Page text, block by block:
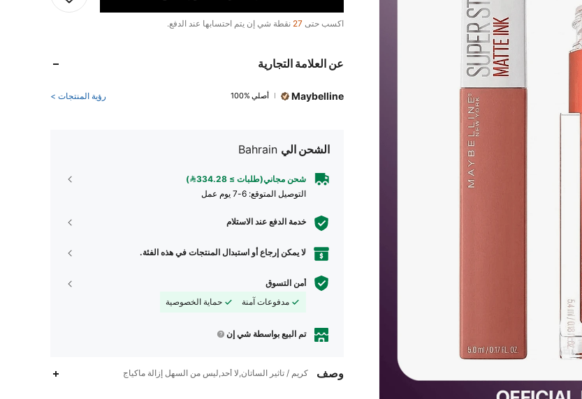
اكسب حتى 27 نقطة شي إن يتم احتسابها عند الدفع.
عن العلامة التجارية
Maybelline أصلي %100 رؤية المنتجات >
الشحن الي Bahrain
شحن مجاني(طلبات ≥ 334.28)
التوصيل المتوقع: 6-7 يوم عمل
خدمة الدفع عند الاستلام
لا يمكن إرجاع أو استبدال المنتجات في هذه الفئة.
أمن التسوق
مدفوعات آمنة
حماية الخصوصية
تم البيع بواسطة شي إن
وصف كريم / تأثير الساتان,لا أحد,ليس من السهل إزالة ماكياج
5.00
659
10